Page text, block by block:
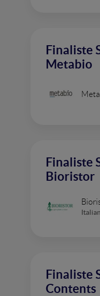
Finaliste
Metabio
Finaliste
Bioristor
Finaliste
Contents